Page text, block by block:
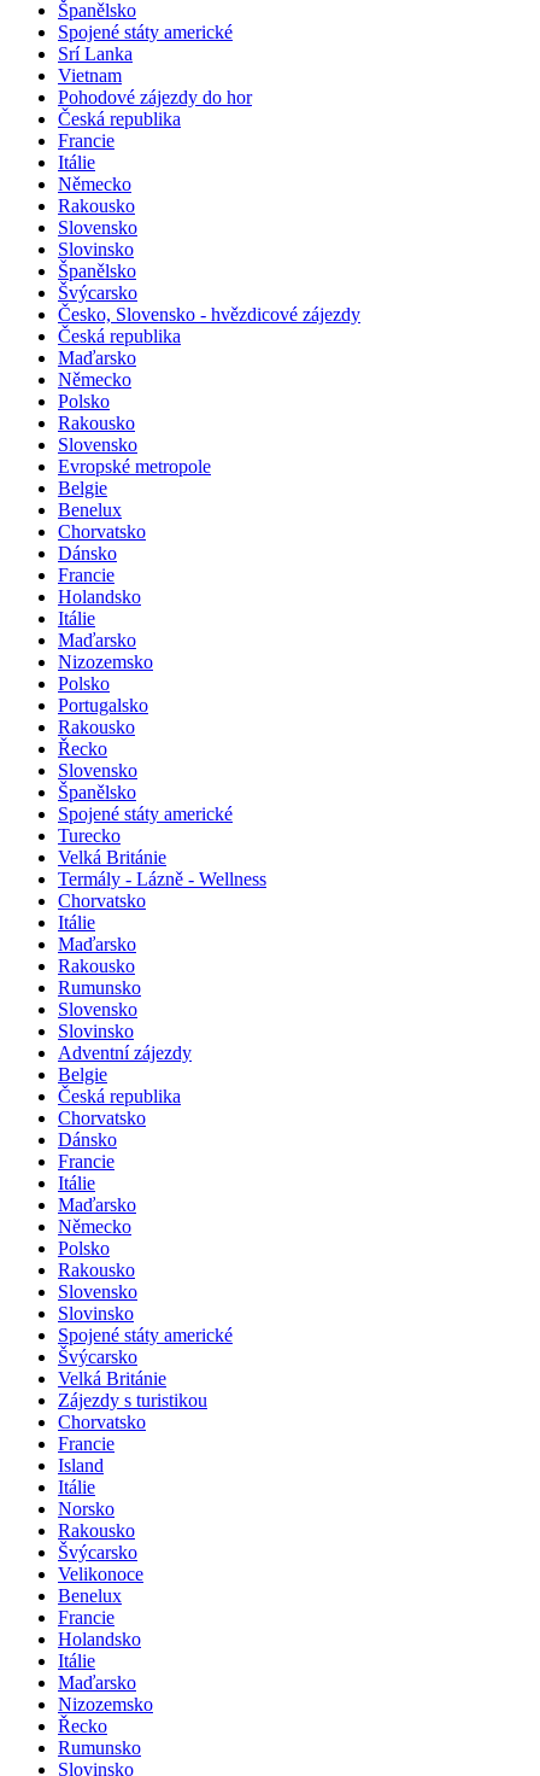
Španělsko
Spojené státy americké
Srí Lanka
Vietnam
Pohodové zájezdy do hor
Česká republika
Francie
Itálie
Německo
Rakousko
Slovensko
Slovinsko
Španělsko
Švýcarsko
Česko, Slovensko - hvězdicové zájezdy
Česká republika
Maďarsko
Německo
Polsko
Rakousko
Slovensko
Evropské metropole
Belgie
Benelux
Chorvatsko
Dánsko
Francie
Holandsko
Itálie
Maďarsko
Nizozemsko
Polsko
Portugalsko
Rakousko
Řecko
Slovensko
Španělsko
Spojené státy americké
Turecko
Velká Británie
Termály - Lázně - Wellness
Chorvatsko
Itálie
Maďarsko
Rakousko
Rumunsko
Slovensko
Slovinsko
Adventní zájezdy
Belgie
Česká republika
Chorvatsko
Dánsko
Francie
Itálie
Maďarsko
Německo
Polsko
Rakousko
Slovensko
Slovinsko
Spojené státy americké
Švýcarsko
Velká Británie
Zájezdy s turistikou
Chorvatsko
Francie
Island
Itálie
Norsko
Rakousko
Švýcarsko
Velikonoce
Benelux
Francie
Holandsko
Itálie
Maďarsko
Nizozemsko
Řecko
Rumunsko
Slovinsko